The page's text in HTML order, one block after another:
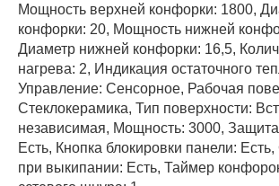
Мощность верхней конфорки: 1800,
конфорки: 20, Мощность нижней
Диаметр нижней конфорки: 16,5,
нагрева: 2, Индикация остаточного
Управление: Сенсорное, Рабочая
Стеклокерамика, Тип поверхности:
независимая, Мощность: 3000, Защита
Есть, Кнопка блокировки панели:
при выкипании: Есть, Таймер